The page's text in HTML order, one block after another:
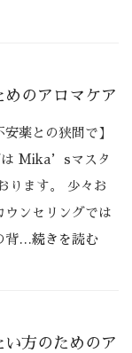
のアロマケア
薬との狭間で】
は Mika’sマスタ
ります。 少々お
ウンセリングでは
背…続きを読む
方のためのア